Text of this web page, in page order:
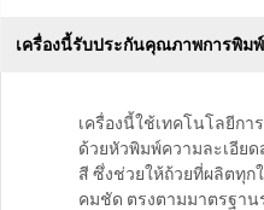
เครื่องนี้รับประกันคุณภาพการพิมพ์
เครื่องนี้ใช้เทคโนโลยีก
ด้วยหัวพิมพ์ความละเอีย
สี ซึ่งช่วยให้ถ้วยที่ผลิตทุ
คมชัด ตรงตามมาตรฐา